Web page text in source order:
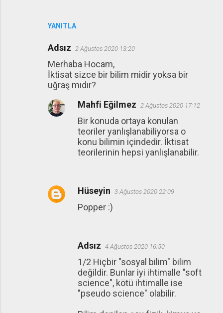
YANITLA
Adsız 2 Ağustos 2020 13:20
Merhaba Hocam,
İktisat sizce bir bilim midir yoksa bir
uğraş mıdır?
Mahfi Eğilmez 2 Ağustos 2020 17:12
Bir konuda ortaya konulan
teoriler yanlışlanabiliyorsa o
konu bilimin içindedir. İktisat
teorilerinin hepsi yanlışlanabilir.
Hüseyin 3 Ağustos 2020 22:09
Popper :)
Adsız 4 Ağustos 2020 16:50
1/2 Hiçbir "sosyal bilim" bilim
değildir. Bunlar iyi ihtimalle "soft
science", kötü ihtimalle ise
"pseudo science" olabilir.